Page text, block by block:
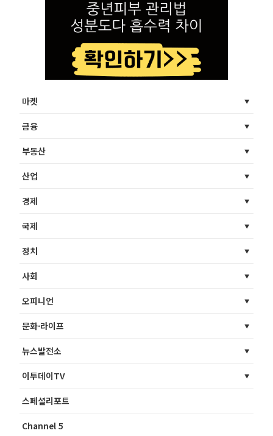
마켓
금융
부동산
산업
경제
국제
정치
사회
오피니언
문화·라이프
뉴스발전소
이투데이TV
스페셜리포트
Channel 5